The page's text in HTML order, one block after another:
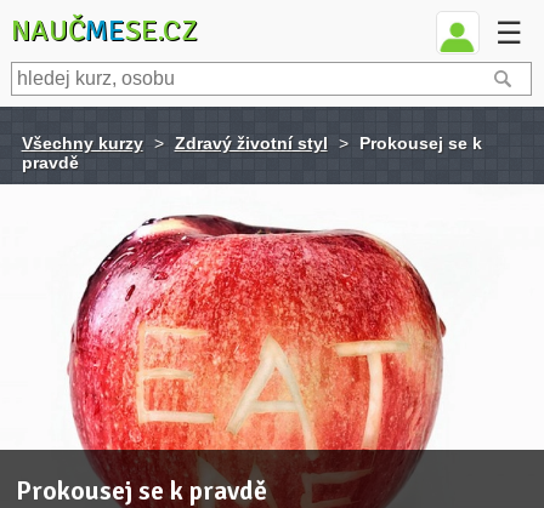
NAUČMESE.CZ ☰
Všechny kurzy > Zdravý životní styl >
Prokousej se k
pravdě
Prokousej se k pravdě